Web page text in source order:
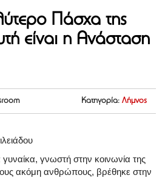
Πάσχα της
είναι η Ανάσταση
Κατηγορία: Λήμνος
γνωστή στην κοινωνία της
ακόμη ανθρώπους, βρέθηκε στην